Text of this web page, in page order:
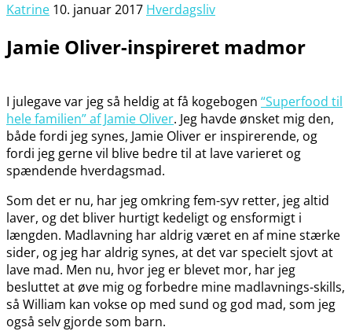
Katrine 10. januar 2017 Hverdagsliv
Jamie Oliver-inspireret madmor
I julegave var jeg så heldig at få kogebogen “Superfood til
hele familien” af Jamie Oliver. Jeg havde ønsket mig den,
både fordi jeg synes, Jamie Oliver er inspirerende, og
fordi jeg gerne vil blive bedre til at lave varieret og
spændende hverdagsmad.
Som det er nu, har jeg omkring fem-syv retter, jeg altid
laver, og det bliver hurtigt kedeligt og ensformigt i
længden. Madlavning har aldrig været en af mine stærke
sider, og jeg har aldrig synes, at det var specielt sjovt at
lave mad. Men nu, hvor jeg er blevet mor, har jeg
besluttet at øve mig og forbedre mine madlavnings-skills,
så William kan vokse op med sund og god mad, som jeg
også selv gjorde som barn.